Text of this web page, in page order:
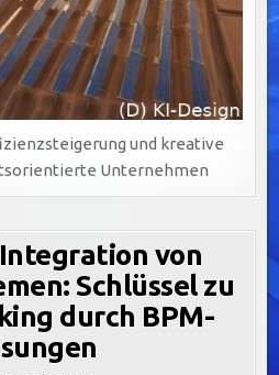
und kreative
Unternehmen
von
Schlüssel zu
durch BPM-